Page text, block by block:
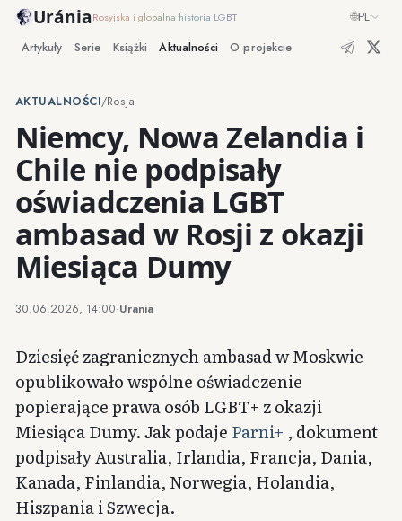
UrániaRosyjska i globalna historia LGBT 🌐PL
Artykuły Serie Książki Aktualności O projekcie
AKTUALNOŚCI/Rosja
Niemcy, Nowa Zelandia i
Chile nie podpisały
oświadczenia LGBT
ambasad w Rosji z okazji
Miesiąca Dumy
30.06.2026, 14:00·Urania
Dziesięć zagranicznych ambasad w Moskwie
opublikowało wspólne oświadczenie
popierające prawa osób LGBT+ z okazji
Miesiąca Dumy. Jak podaje Parni+ , dokument
podpisały Australia, Irlandia, Francja, Dania,
Kanada, Finlandia, Norwegia, Holandia,
Hiszpania i Szwecja.